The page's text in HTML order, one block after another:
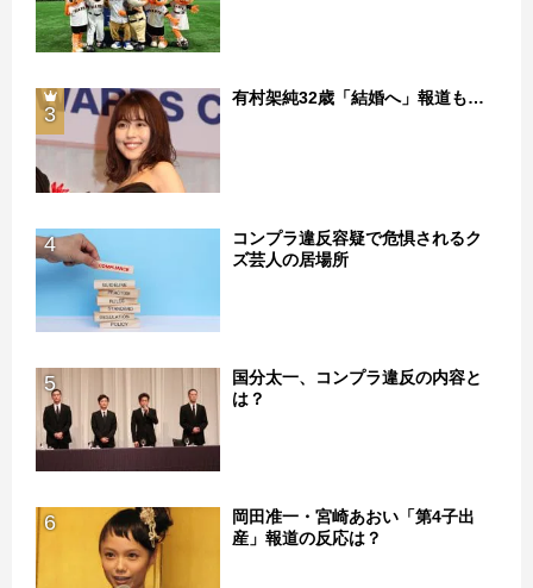
3
有村架純32歳「結婚へ」報道も…
4
コンプラ違反容疑で危惧されるク
ズ芸人の居場所
5
国分太一、コンプラ違反の内容と
は？
6
岡田准一・宮崎あおい「第4子出
産」報道の反応は？